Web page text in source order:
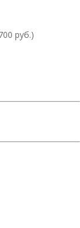
руб.)